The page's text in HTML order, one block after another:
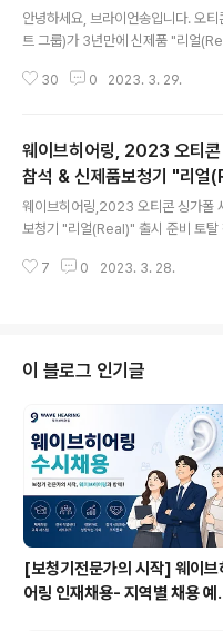
았습니다. <제품 스펙을 토
에서>
안녕하세요, 브라이언송입니다. 오
트 그룹)가 3년만에 신제품 "리얼
"리얼" 신제품 세미나가 진행되어 모
립니다. 2018년(Opn), 2019년
e) 그리고 2023년 5월에 "Real" 신
합니다. 제가 브랜드로 전국 10개 보
하면서 난청 고객을 대상으로 6개 글
면서 고객의 반응과 전문가의 반응(
부원장)으로부터 평균치 이상의 높은
30 0 2023. 3. 29.
웨이브히어링, 2023 오티콘
참석 & 신제품보청기 "리얼
비
웨이브히어링,2023 오티콘 싱가폴
보청기 "리얼(Real)" 출시 준비 토탈
얼(Real)’을 5월 공식 출시한다고 밝
20일 싱가포르에서 진행된 오티콘 아
했다고 전했다. 이번 오티콘 신제품
년 런칭하여 현재까지도 꾸준히 사
e)’ 에 탑재된 폴라리스 (polaris)
인 폴라리스R (Polaris R) 칩셋이 사
7 0 2023. 3. 28.
이 블로그 인기글
[보청기전문가의 시작] 웨이브
어링 인재채용- 지역별 채용 예